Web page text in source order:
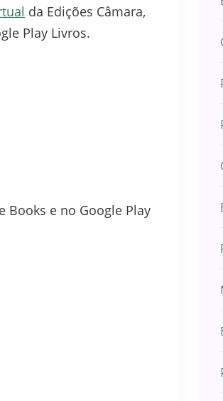
da Edições Câmara,
Play Livros.
Books e no Google Play